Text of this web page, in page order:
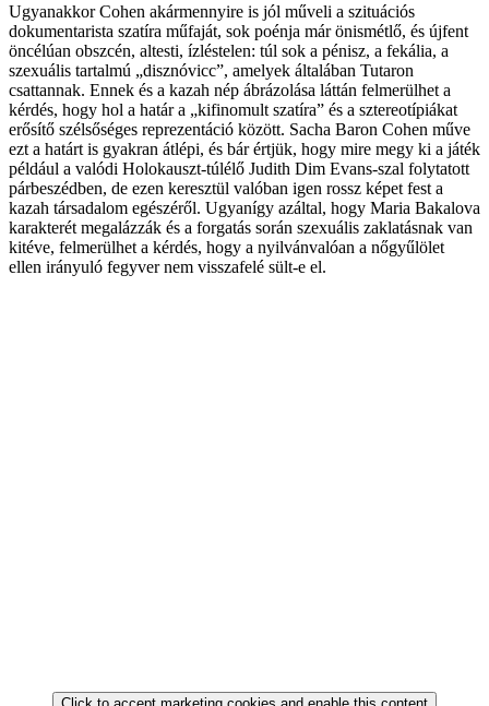
Ugyanakkor Cohen akármennyire is jól műveli a szituációs
dokumentarista szatíra műfaját, sok poénja már önismétlő, és újfent
öncélúan obszcén, altesti, ízléstelen: túl sok a pénisz, a fekália, a
szexuális tartalmú „disznóvicc”, amelyek általában Tutaron
csattannak. Ennek és a kazah nép ábrázolása láttán felmerülhet a
kérdés, hogy hol a határ a „kifinomult szatíra” és a sztereotípiákat
erősítő szélsőséges reprezentáció között. Sacha Baron Cohen műve
ezt a határt is gyakran átlépi, és bár értjük, hogy mire megy ki a játék
például a valódi Holokauszt-túlélő Judith Dim Evans-szal folytatott
párbeszédben, de ezen keresztül valóban igen rossz képet fest a
kazah társadalom egészéről. Ugyanígy azáltal, hogy Maria Bakalova
karakterét megalázzák és a forgatás során szexuális zaklatásnak van
kitéve, felmerülhet a kérdés, hogy a nyilvánvalóan a nőgyűlölet
ellen irányuló fegyver nem visszafelé sült-e el.